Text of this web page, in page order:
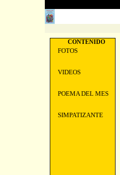
CONTENIDO
FOTOS
VIDEOS
POEMA DEL MES
SIMPATIZANTE